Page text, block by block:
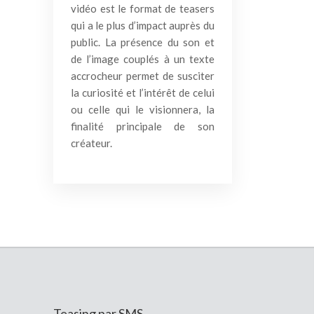
vidéo est le format de teasers
qui a le plus d’impact auprès du
public. La présence du son et
de l’image couplés à un texte
accrocheur permet de susciter
la curiosité et l’intérêt de celui
ou celle qui le visionnera, la
finalité principale de son
créateur.